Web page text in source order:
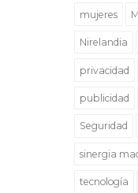
mujeres
Nirelandia
privacidad
publicidad
Seguridad
sinergia
tecnología